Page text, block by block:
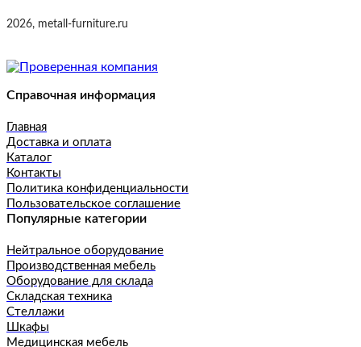
2026, metall-furniture.ru
Справочная информация
Главная
Доставка и оплата
Каталог
Контакты
Политика конфиденциальности
Пользовательское соглашение
Популярные категории
Нейтральное оборудование
Производственная мебель
Оборудование для склада
Складская техника
Стеллажи
Шкафы
Медицинская мебель